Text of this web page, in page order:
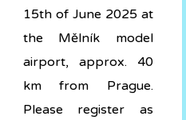
15th of June 2025at
the Mělník model
airport, approx. 40
km from Prague.
Please register as